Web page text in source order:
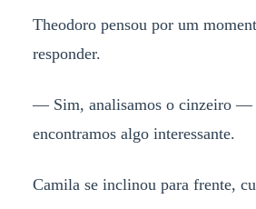
Theodoro pensou por um
responder.
— Sim, analisamos o cinzeiro
encontramos algo interessante.
Camila se inclinou para frente,